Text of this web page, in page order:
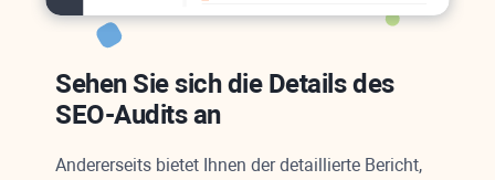
Sehen Sie sich die Details des
SEO-Audits an
Andererseits bietet Ihnen der detaillierte Bericht,